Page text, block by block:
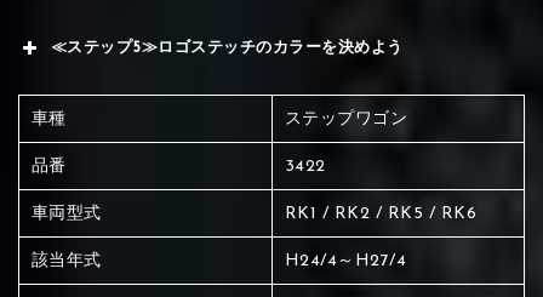
≪ステップ5≫ロゴステッチのカラーを決めよう
車種 ステップワゴン
品番 3422
車両型式 RK1 / RK2 / RK5 / RK6
該当年式 H24/4～H27/4